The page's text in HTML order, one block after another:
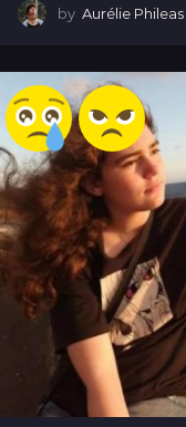
by Aurélie Phileas